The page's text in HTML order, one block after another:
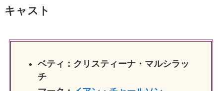
キャスト
ベティ：クリスティーナ・マルシラッ
チ